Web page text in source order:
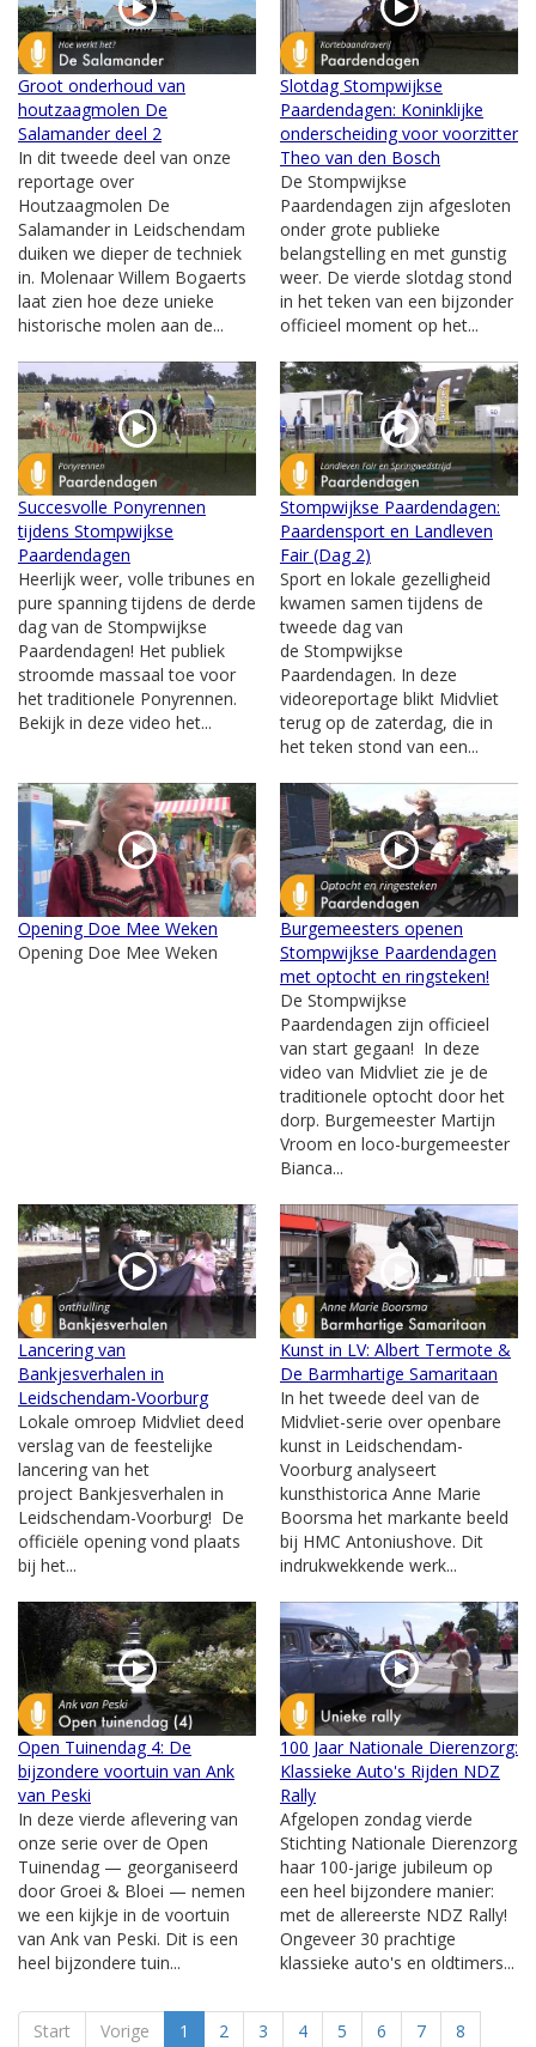
Groot onderhoud van
houtzaagmolen De
Salamander deel 2
In dit tweede deel van onze
reportage over
Houtzaagmolen De
Salamander in Leidschendam
duiken we dieper de techniek
in. Molenaar Willem Bogaerts
laat zien hoe deze unieke
historische molen aan de...
Slotdag Stompwijkse
Paardendagen: Koninklijke
onderscheiding voor voorzitter
Theo van den Bosch
De Stompwijkse
Paardendagen zijn afgesloten
onder grote publieke
belangstelling en met gunstig
weer. De vierde slotdag stond
in het teken van een bijzonder
officieel moment op het...
Succesvolle Ponyrennen
tijdens Stompwijkse
Paardendagen
Heerlijk weer, volle tribunes en
pure spanning tijdens de derde
dag van de Stompwijkse
Paardendagen! Het publiek
stroomde massaal toe voor
het traditionele Ponyrennen.
Bekijk in deze video het...
Stompwijkse Paardendagen:
Paardensport en Landleven
Fair (Dag 2)
Sport en lokale gezelligheid
kwamen samen tijdens de
tweede dag van
de Stompwijkse
Paardendagen. In deze
videoreportage blikt Midvliet
terug op de zaterdag, die in
het teken stond van een...
Opening Doe Mee Weken
Opening Doe Mee Weken
Burgemeesters openen
Stompwijkse Paardendagen
met optocht en ringsteken!
De Stompwijkse
Paardendagen zijn officieel
van start gegaan! In deze
video van Midvliet zie je de
traditionele optocht door het
dorp. Burgemeester Martijn
Vroom en loco-burgemeester
Bianca...
Lancering van
Bankjesverhalen in
Leidschendam-Voorburg
Lokale omroep Midvliet deed
verslag van de feestelijke
lancering van het
project Bankjesverhalen in
Leidschendam-Voorburg! De
officiële opening vond plaats
bij het...
Kunst in LV: Albert Termote &
De Barmhartige Samaritaan
In het tweede deel van de
Midvliet-serie over openbare
kunst in Leidschendam-
Voorburg analyseert
kunsthistorica Anne Marie
Boorsma het markante beeld
bij HMC Antoniushove. Dit
indrukwekkende werk...
Open Tuinendag 4: De
bijzondere voortuin van Ank
van Peski
In deze vierde aflevering van
onze serie over de Open
Tuinendag — georganiseerd
door Groei & Bloei — nemen
we een kijkje in de voortuin
van Ank van Peski. Dit is een
heel bijzondere tuin...
100 Jaar Nationale Dierenzorg:
Klassieke Auto's Rijden NDZ
Rally
Afgelopen zondag vierde
Stichting Nationale Dierenzorg
haar 100-jarige jubileum op
een heel bijzondere manier:
met de allereerste NDZ Rally!
Ongeveer 30 prachtige
klassieke auto's en oldtimers...
Start Vorige 1 2 3 4 5 6 7 8